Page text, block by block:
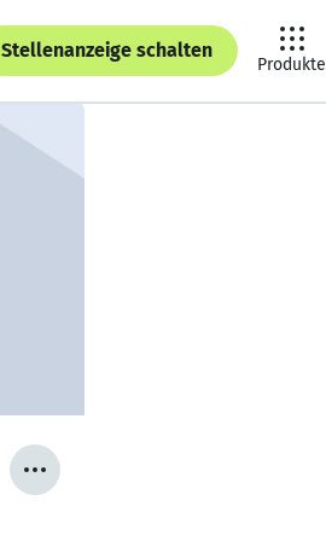
Stellenanzeige schalten
Produkte